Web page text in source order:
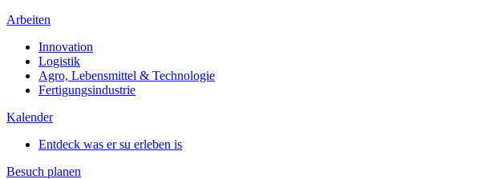
Arbeiten
Innovation
Logistik
Agro, Lebensmittel & Technologie
Fertigungsindustrie
Kalender
Entdeck was er su erleben is
Besuch planen